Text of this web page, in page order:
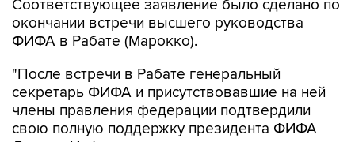
поддержку Генеральному секретарю ФИФА и
администрации ФИФА за их необходимую и
выдающуюся работу по реализации его
видения", - говорится в заявлении, текст
которого опубликован на сайте федерации.
СПОРТ